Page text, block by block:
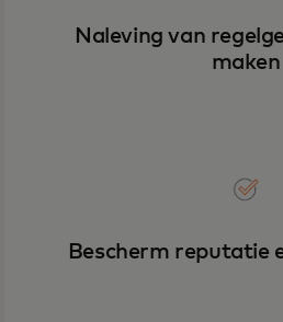
Naleving van
maken
Bescherm reputatie